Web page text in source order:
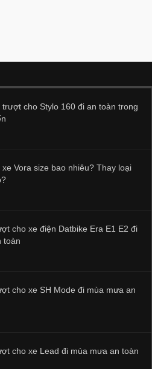
trượt cho Stylo 160 đi an toàn trong
Vora size bao nhiêu? Thay loại
cho xe điện Datbike Era E1 E2 đi
toàn
cho xe SH Mode đi mùa mưa an
cho xe Lead đi mùa mưa an toàn